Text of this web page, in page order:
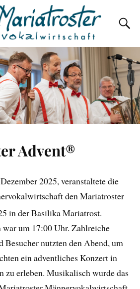
Advent®
2025, veranstaltete die
den Mariatroster
in der Basilika Mariatrost.
um 17:00 Uhr. Zahlreiche
Besucher nutzten den Abend, um
ein adventliches Konzert in
zu erleben. Musikalisch wurde das